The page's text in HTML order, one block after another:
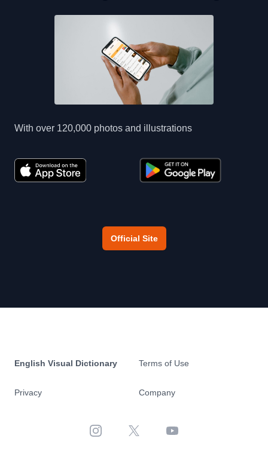
With over 120,000 photos and illustrations
Official Site
English Visual Dictionary
Privacy
Terms of Use
Company
Instagram X YouTube